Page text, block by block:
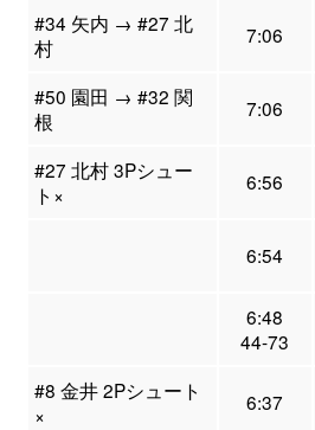
#34 矢内 → #27 北
村
7:06
#50 園田 → #32 関
根
7:06
#27 北村 3Pシュー
ト×
6:56
6:54
6:48
44-73
#8 金井 2Pシュート
×
6:37